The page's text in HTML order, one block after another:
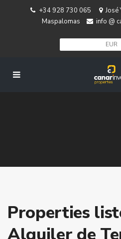
+34 928 730 065
José
Maspalomas
info @
EUR
Properties